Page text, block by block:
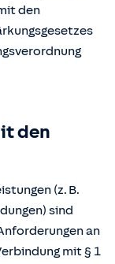
den
den
(z. B.
sind
an
mit § 1